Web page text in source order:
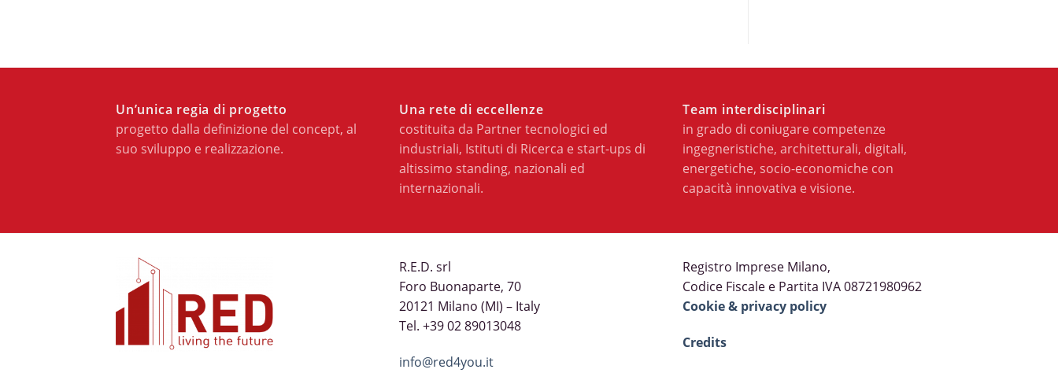
Un’unica regia di progetto
progetto dalla definizione del concept, al
suo sviluppo e realizzazione.
Una rete di eccellenze
costituita da Partner tecnologici ed
industriali, Istituti di Ricerca e start-ups di
altissimo standing, nazionali ed
internazionali.
Team interdisciplinari
in grado di coniugare competenze
ingegneristiche, architetturali, digitali,
energetiche, socio-economiche con
capacità innovativa e visione.
R.E.D. srl
Foro Buonaparte, 70
20121 Milano (MI) – Italy
Tel. +39 02 89013048
info@red4you.it
Registro Imprese Milano,
Codice Fiscale e Partita IVA 08721980962
Cookie & privacy policy
Credits